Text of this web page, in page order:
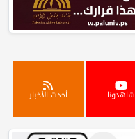
شاهدونا أحدث الأخبار